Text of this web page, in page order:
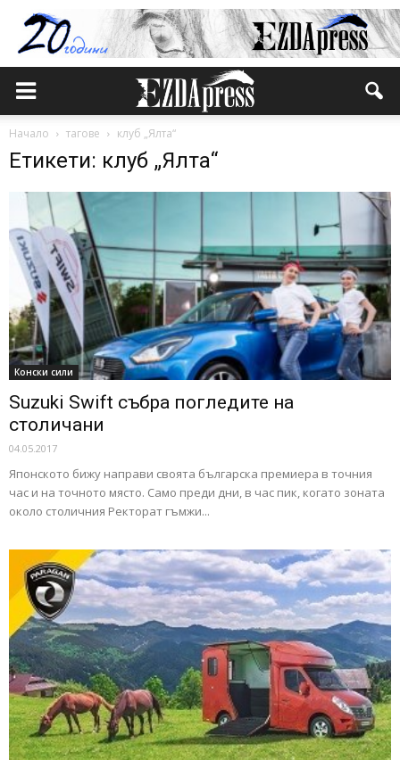
Начало тагове клуб „Ялта“
Етикети: клуб „Ялта“
Конски сили
Suzuki Swift събра погледите на
столичани
04.05.2017
Японското бижу направи своята българска премиера в точния
час и на точното място. Само преди дни, в час пик, когато зоната
около столичния Ректорат гъмжи...